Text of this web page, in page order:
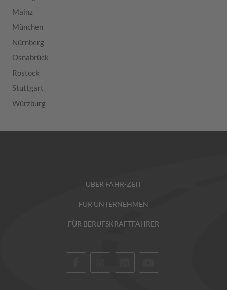
Mainz
München
Nürnberg
Osnabrück
Rostock
Stuttgart
Würzburg
ÜBER FAHR-ZEIT
FÜR UNTERNEHMEN
FÜR BERUFSKRAFTFAHRER